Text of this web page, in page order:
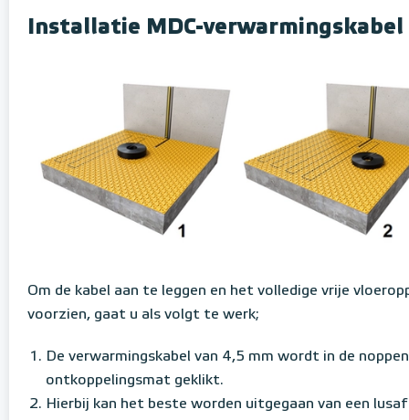
Installatie MDC-verwarmingskabel
Om de kabel aan te leggen en het volledige vrije
voorzien, gaat u als volgt te werk;
De verwarmingskabel van 4,5 mm wordt in de
ontkoppelingsmat geklikt.
Hierbij kan het beste worden uitgegaan van een